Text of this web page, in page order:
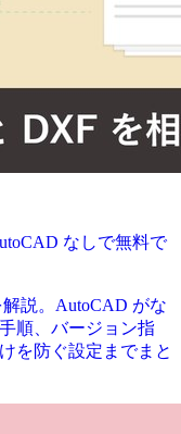
なしで無料で
説。AutoCAD がな
順、バージョン指
を防ぐ設定までまと